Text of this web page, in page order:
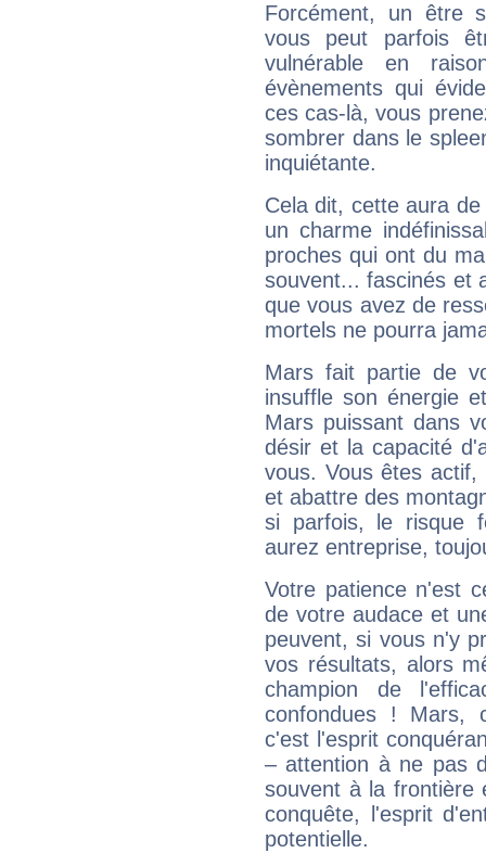
Forcément, un être
vous peut parfois
vulnérable en
évènements qui
ces cas-là, vous
sombrer dans le
inquiétante.
Cela dit, cette aura
un charme
proches qui ont du
souvent... fascinés et
que vous avez de
mortels ne pourra
Mars fait partie de
insuffle son énergie
Mars puissant dans
désir et la capacité
vous. Vous êtes
et abattre des
si parfois, le risque
aurez entreprise,
Votre patience n'est
de votre audace et
peuvent, si vous n'y
vos résultats, alors
champion de
confondues ! Mars,
c'est l'esprit
– attention à ne pas
souvent à la frontière
conquête, l'esprit
potentielle.